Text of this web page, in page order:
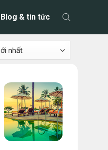
Blog & tin tức